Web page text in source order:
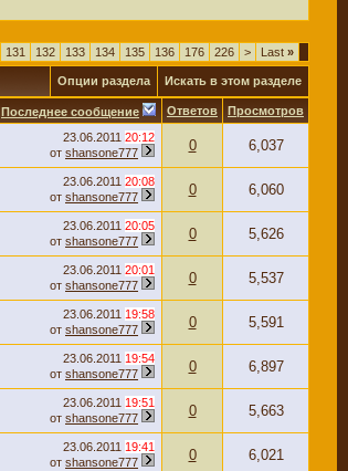
131 132 133 134 135 136 176 226 > Last »
Опции раздела Искать в этом разделе
Последнее сообщение Ответов Просмотров
23.06.2011 20:12
от shansone777 0 6,037
23.06.2011 20:08
от shansone777 0 6,060
23.06.2011 20:05
от shansone777 0 5,626
23.06.2011 20:01
от shansone777 0 5,537
23.06.2011 19:58
от shansone777 0 5,591
23.06.2011 19:54
от shansone777 0 6,897
23.06.2011 19:51
от shansone777 0 5,663
23.06.2011 19:41
от shansone777 0 6,021